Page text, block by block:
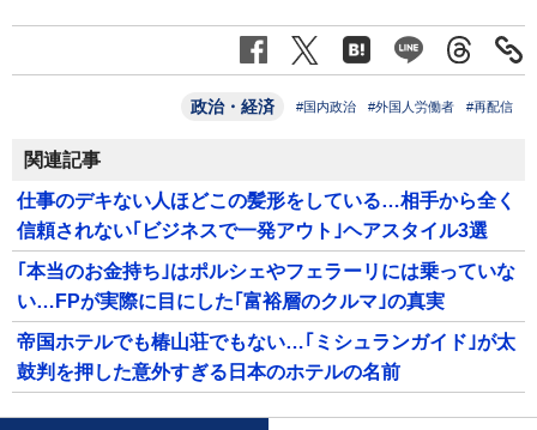
政治・経済 #国内政治 #外国人労働者 #再配信
関連記事
仕事のデキない人ほどこの髪形をしている…相手から全く
信頼されない｢ビジネスで一発アウト｣ヘアスタイル3選
｢本当のお金持ち｣はポルシェやフェラーリには乗っていな
い…FPが実際に目にした｢富裕層のクルマ｣の真実
帝国ホテルでも椿山荘でもない…｢ミシュランガイド｣が太
鼓判を押した意外すぎる日本のホテルの名前